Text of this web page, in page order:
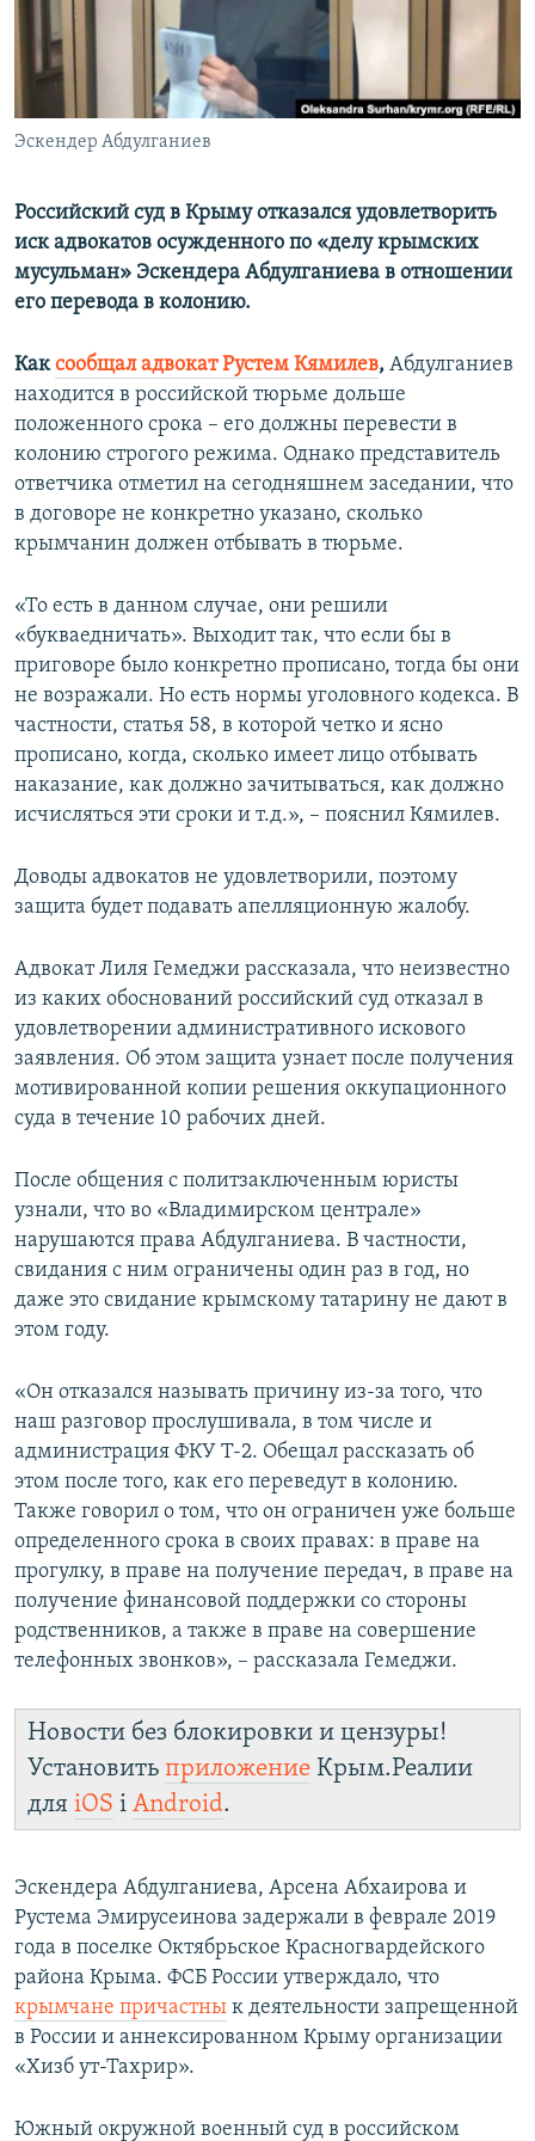
ПОБЕДИТЕЛЕЙ НЕ СУДЯТ?
КРЫМ.НЕПОКОРЕННЫЙ
ELIFBE
УКРАИНСКАЯ ПРОБЛЕМА КРЫМА
ПРИСОЕДИНЯЙТЕСЬ!
Эскендер Абдулганиев
Российский суд в Крыму отказался удовлетворить
иск адвокатов осужденного по «делу крымских
мусульман» Эскендера Абдулганиева в отношении
его перевода в колонию.
Каксообщал адвокат Рустем Кямилев, Абдулганиев
находится в российской тюрьме дольше
положенного срока – его должны перевести в
колонию строгого режима. Однако представитель
ответчика отметил на сегодняшнем заседании, что
в договоре не конкретно указано, сколько
крымчанин должен отбывать в тюрьме.
«То есть в данном случае, они решили
«букваедничать». Выходит так, что если бы в
приговоре было конкретно прописано, тогда бы они
не возражали. Но есть нормы уголовного кодекса. В
частности, статья 58, в которой четко и ясно
прописано, когда, сколько имеет лицо отбывать
наказание, как должно зачитываться, как должно
исчисляться эти сроки и т.д.», – пояснил Кямилев.
Доводы адвокатов не удовлетворили, поэтому
защита будет подавать апелляционную жалобу.
Адвокат Лиля Гемеджи рассказала, что неизвестно
из каких обоснований российский суд отказал в
удовлетворении административного искового
заявления. Об этом защита узнает после получения
мотивированной копии решения оккупационного
суда в течение 10 рабочих дней.
После общения с политзаключенным юристы
узнали, что во «Владимирском централе»
нарушаются права Абдулганиева. В частности,
свидания с ним ограничены один раз в год, но
даже это свидание крымскому татарину не дают в
этом году.
«Он отказался называть причину из-за того, что
наш разговор прослушивала, в том числе и
администрация ФКУ Т-2. Обещал рассказать об
этом после того, как его переведут в колонию.
Также говорил о том, что он ограничен уже больше
определенного срока в своих правах: в праве на
прогулку, в праве на получение передач, в праве на
получение финансовой поддержки со стороны
родственников, а также в праве на совершение
телефонных звонков», – рассказала Гемеджи.
Новости без блокировки и цензуры!
Установить приложение Крым.Реалии
для iOS і Android.
Эскендера Абдулганиева, Арсена Абхаирова и
Рустема Эмирусеинова задержали в феврале 2019
года в поселке Октябрьское Красногвардейского
района Крыма. ФСБ России утверждало, что
крымчане причастны к деятельности запрещенной
в России и аннексированном Крыму организации
«Хизб ут-Тахрир».​
Южный окружной военный суд в российском